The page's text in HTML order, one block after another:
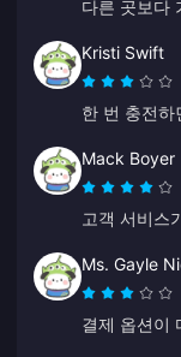
다른 곳보다
Kristi Swift
한 번 충전하
Mack Boyer
고객 서비스
Ms. Gayle
결제 옵션이